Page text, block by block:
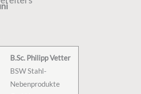
B.Sc. Philipp Vetter
BSW Stahl-
Nebenprodukte